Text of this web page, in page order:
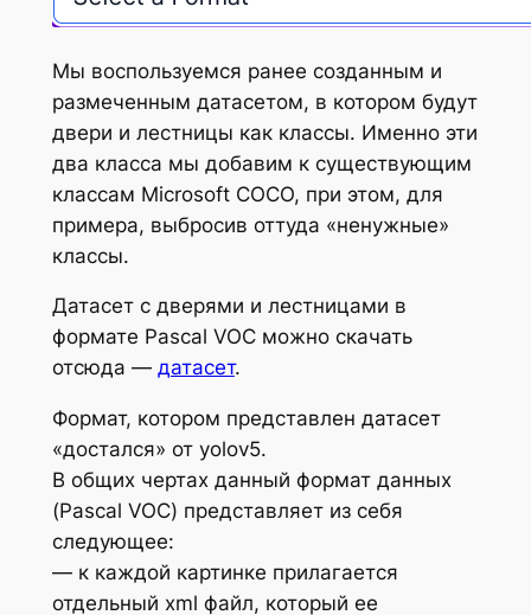
Мы воспользуемся ранее созданным и
размеченным датасетом, в котором будут
двери и лестницы как классы. Именно эти
два класса мы добавим к существующим
классам Microsoft COCO, при этом, для
примера, выбросив оттуда «ненужные»
классы.
Датасет с дверями и лестницами в
формате Pascal VOC можно скачать
отсюда — датасет.
Формат, котором представлен датасет
«достался» от yolov5.
В общих чертах данный формат данных
(Pascal VOC) представляет из себя
следующее:
— к каждой картинке прилагается
отдельный xml файл, который ее